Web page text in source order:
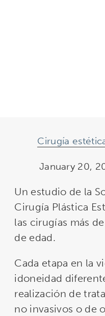
Cirugía
January 20,
Un estudio de la
Cirugía Plástica
las cirugías más
de edad.
Cada etapa en la
idoneidad
realización de
no invasivos o de